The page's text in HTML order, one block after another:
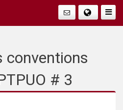
conventions
# 3